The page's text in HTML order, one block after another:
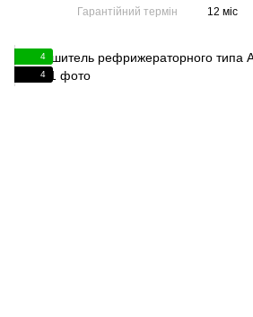
Гарантійний термін
12 міс
4
4